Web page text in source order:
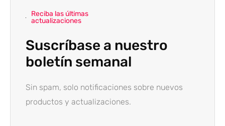
Reciba las últimas
actualizaciones
Suscríbase a nuestro
boletín semanal
Sin spam, solo notificaciones sobre nuevos
productos y actualizaciones.